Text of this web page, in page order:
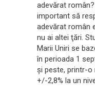
adevărat
important să
adevărat român
nu ai altei ţări.
Marii Uniri se
în perioada 1
şi peste, printr-o
+/-2,8% la un